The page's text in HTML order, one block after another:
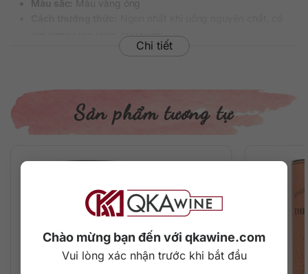
Chào mừng bạn đến với qkawine.com
Vui lòng xác nhận trước khi bắt đầu
Màu sắc: Màu vàng óng
thể thêm chút nước tinh khiết
Thùng 12 chaiChi tiết
Sản phẩm tương tự